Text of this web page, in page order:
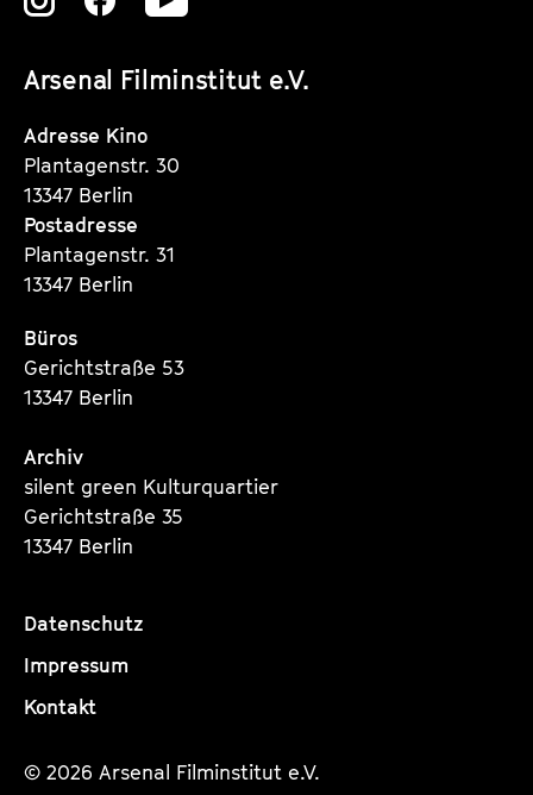
Arsenal Filminstitut e.V.
Instagram
Seite
Instagram
Seite
Instagram
Adresse Kino
Plantagenstr. 30
13347 Berlin
Postadresse
Plantagenstr. 31
13347 Berlin
Büros
Gerichtstraße 53
13347 Berlin
Archiv
silent green Kulturquartier
Gerichtstraße 35
13347 Berlin
Datenschutz
Impressum
Kontakt
© 2026 Arsenal Filminstitut e.V.